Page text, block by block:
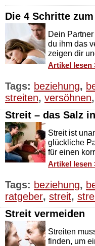
Die 4 Schritte
Dein
du ihm das
zeigen dir
Artikel lesen
Tags: beziehung,
streiten, versöhnen,
Streit – das Salz
Streit ist
glückliche
für einen
Artikel lesen
Tags: beziehung,
ratgeber, streit,
Streit vermeiden
Streiten
finden, um